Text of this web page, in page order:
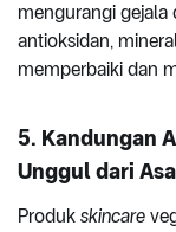
mengurangi gejala
antioksidan,
memperbaiki dan
5. Kandungan
Unggul dari
Produk skincare